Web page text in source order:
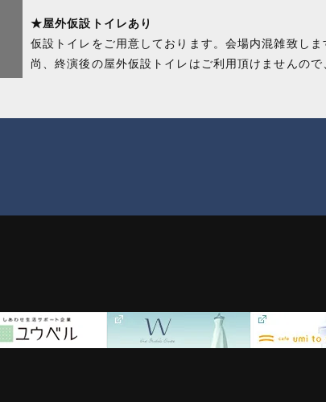
★屋外仮設トイレあり
仮設トイレをご用意しております。会場内混雑致し
尚、終演後の屋外仮設トイレはご利用頂けませんの